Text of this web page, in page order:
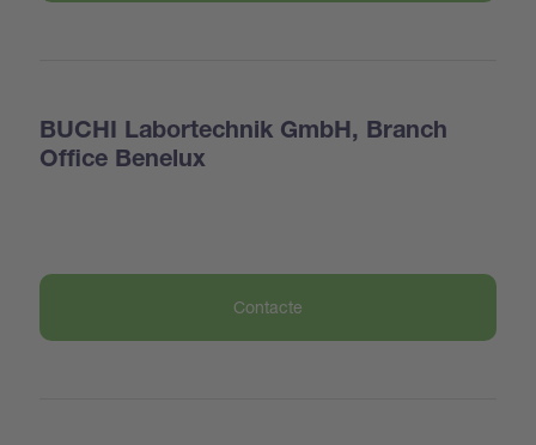
BUCHI Labortechnik GmbH, Branch
Office Benelux
Contacte